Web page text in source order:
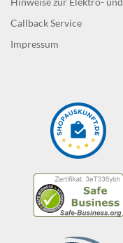
Callback Service
Impressum